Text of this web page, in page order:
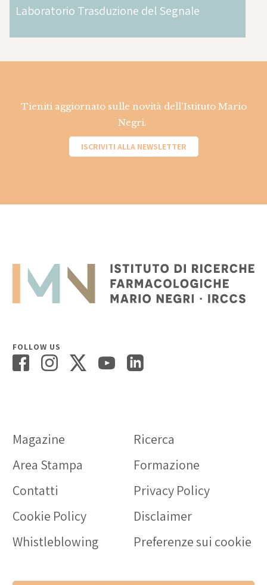
Laboratorio Trasduzione del Segnale
Tieniti aggiornato sulle novità dell'Istituto Mario
Negri.
ISCRIVITI ALLA NEWSLETTER
FOLLOW US
Magazine
Ricerca
Area Stampa
Formazione
Contatti
Privacy Policy
Cookie Policy
Disclaimer
Whistleblowing
Preferenze sui cookie